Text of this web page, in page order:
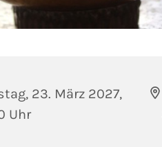
23. März 2027,
Uhr